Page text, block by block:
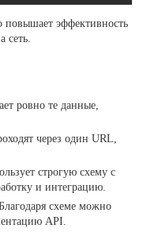
повышает эффективность
сеть.
ровно те данные,
через один URL,
строгую схему с
и интеграцию.
схеме можно
API.